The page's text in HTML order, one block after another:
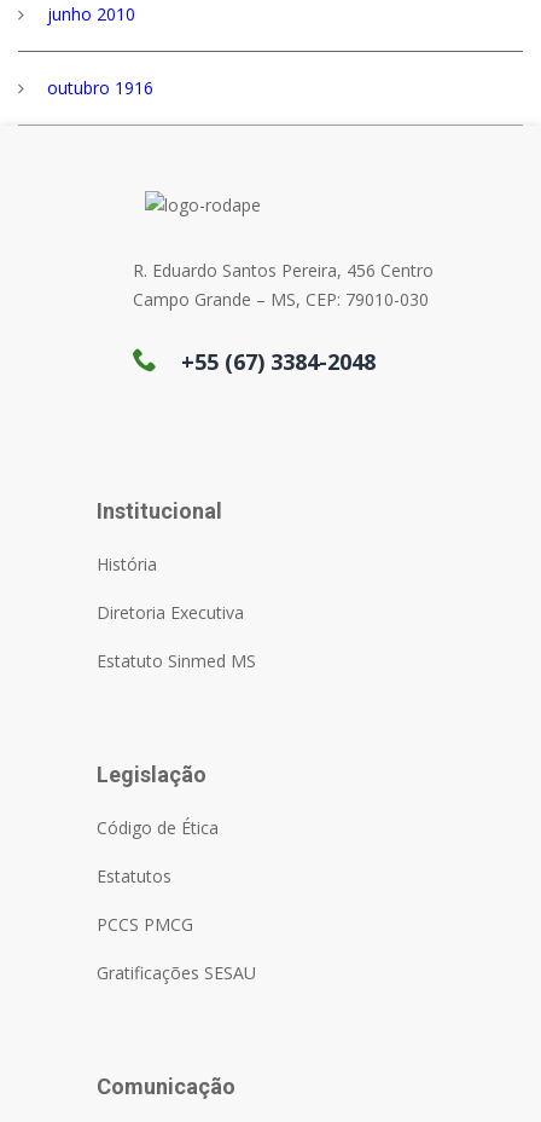
junho 2010
outubro 1916
R. Eduardo Santos Pereira, 456 Centro
Campo Grande – MS, CEP: 79010-030
+55 (67) 3384-2048
Institucional
História
Diretoria Executiva
Estatuto Sinmed MS
Legislação
Código de Ética
Estatutos
PCCS PMCG
Gratificações SESAU
Comunicação